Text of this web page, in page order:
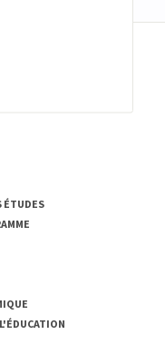
ÉTUDES